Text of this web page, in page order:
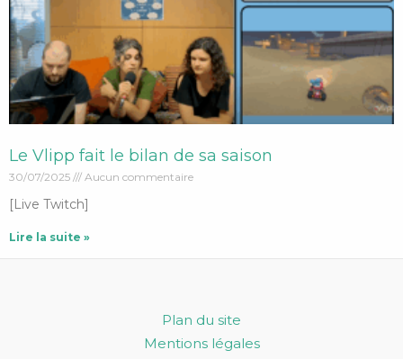
Le Vlipp fait le bilan de sa saison
30/07/2025 Aucun commentaire
[Live Twitch]
Lire la suite »
Plan du site
Mentions légales